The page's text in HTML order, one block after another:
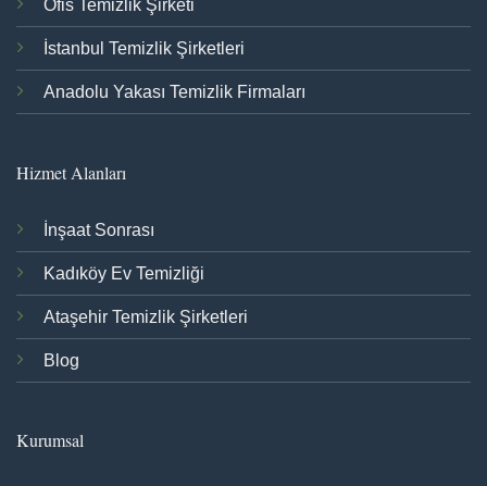
Ofis Temizlik Şirketi
İstanbul Temizlik Şirketleri
Anadolu Yakası Temizlik Firmaları
Hizmet Alanları
İnşaat Sonrası
Kadıköy Ev Temizliği
Ataşehir Temizlik Şirketleri
Blog
Kurumsal